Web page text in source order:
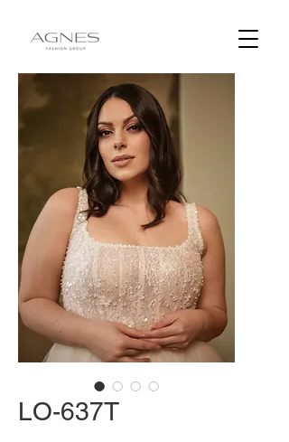
LO-637T